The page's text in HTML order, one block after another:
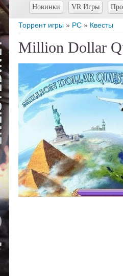
Новинки VR Игры
Торрент игры » PC » Квесты
Million Dollar